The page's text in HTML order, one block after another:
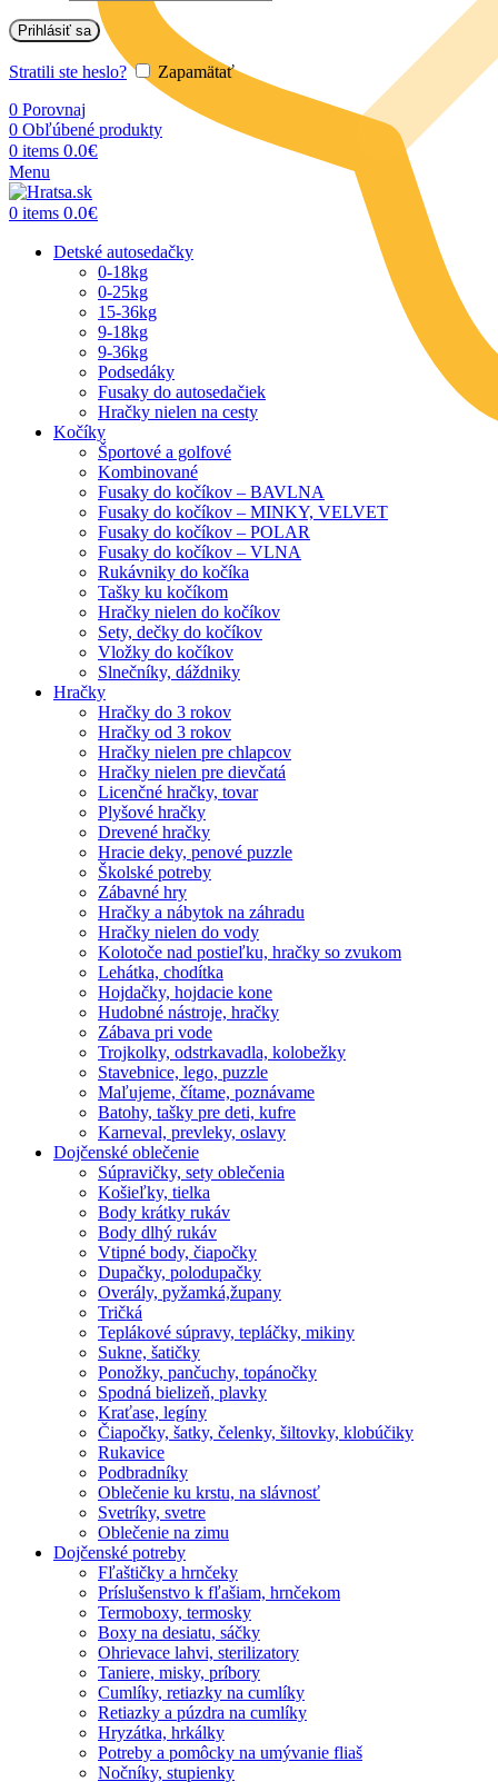
Prihlásiť sa
Stratili ste heslo?
Zapamätať
0 Porovnaj
0 Obľúbené produkty
0 items 0.0€
Menu
0 items 0.0€
Detské autosedačky
0-18kg
0-25kg
15-36kg
9-18kg
9-36kg
Podsedáky
Fusaky do autosedačiek
Hračky nielen na cesty
Kočíky
Športové a golfové
Kombinované
Fusaky do kočíkov – BAVLNA
Fusaky do kočíkov – MINKY, VELVET
Fusaky do kočíkov – POLAR
Fusaky do kočíkov – VLNA
Rukávniky do kočíka
Tašky ku kočíkom
Hračky nielen do kočíkov
Sety, dečky do kočíkov
Vložky do kočíkov
Slnečníky, dáždniky
Hračky
Hračky do 3 rokov
Hračky od 3 rokov
Hračky nielen pre chlapcov
Hračky nielen pre dievčatá
Licenčné hračky, tovar
Plyšové hračky
Drevené hračky
Hracie deky, penové puzzle
Školské potreby
Zábavné hry
Hračky a nábytok na záhradu
Hračky nielen do vody
Kolotoče nad postieľku, hračky so zvukom
Lehátka, chodítka
Hojdačky, hojdacie kone
Hudobné nástroje, hračky
Zábava pri vode
Trojkolky, odstrkavadla, kolobežky
Stavebnice, lego, puzzle
Maľujeme, čítame, poznávame
Batohy, tašky pre deti, kufre
Karneval, prevleky, oslavy
Dojčenské oblečenie
Súpravičky, sety oblečenia
Košieľky, tielka
Body krátky rukáv
Body dlhý rukáv
Vtipné body, čiapočky
Dupačky, polodupačky
Overály, pyžamká,župany
Tričká
Teplákové súpravy, tepláčky, mikiny
Sukne, šatičky
Ponožky, pančuchy, topánočky
Spodná bielizeň, plavky
Kraťase, legíny
Čiapočky, šatky, čelenky, šiltovky, klobúčiky
Rukavice
Podbradníky
Oblečenie ku krstu, na slávnosť
Svetríky, svetre
Oblečenie na zimu
Dojčenské potreby
Fľaštičky a hrnčeky
Príslušenstvo k fľašiam, hrnčekom
Termoboxy, termosky
Boxy na desiatu, sáčky
Ohrievace lahvi, sterilizatory
Taniere, misky, príbory
Cumlíky, retiazky na cumlíky
Retiazky a púzdra na cumlíky
Hryzátka, hrkálky
Potreby a pomôcky na umývanie fliaš
Nočníky, stupienky